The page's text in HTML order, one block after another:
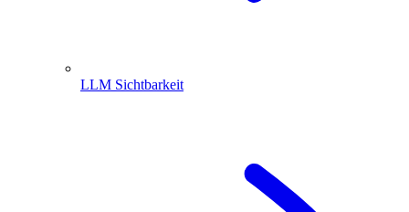
LLM Sichtbarkeit